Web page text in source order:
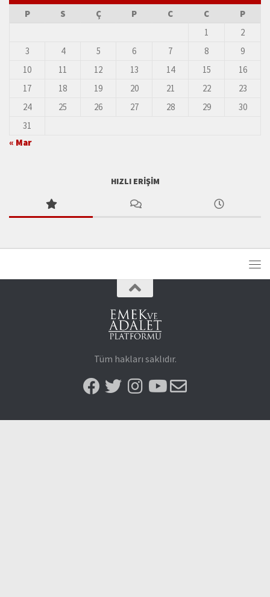
P
S Ç P C C
P
1
2
3
4 5 6 7 8
9
10
11 12 13 14 15
16
17
18 19 20 21 22
23
24
25 26 27 28 29
30
31
« Mar
HIZLI ERIŞIM
Tüm hakları saklıdır.